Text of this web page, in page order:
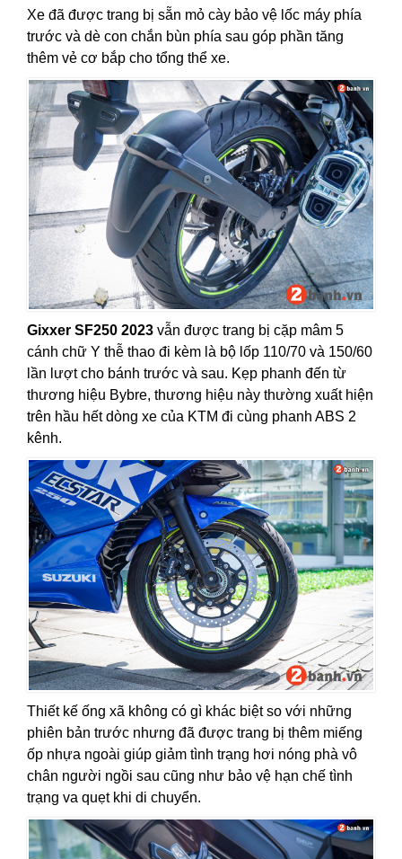
Xe đã được trang bị sẵn mỏ cày bảo vệ lốc máy phía
trước và dè con chắn bùn phía sau góp phần tăng
thêm vẻ cơ bắp cho tổng thể xe.
Gixxer SF250 2023 vẫn được trang bị cặp mâm 5
cánh chữ Y thễ thao đi kèm là bộ lốp 110/70 và 150/60
lần lượt cho bánh trước và sau. Kẹp phanh đến từ
thương hiệu Bybre, thương hiệu này thường xuất hiện
trên hầu hết dòng xe của KTM đi cùng phanh ABS 2
kênh.
Thiết kế ống xã không có gì khác biệt so với những
phiên bản trước nhưng đã được trang bị thêm miếng
ốp nhựa ngoài giúp giảm tình trạng hơi nóng phà vô
chân người ngồi sau cũng như bảo vệ hạn chế tình
trạng va quẹt khi di chuyển.